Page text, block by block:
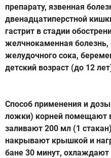
препарату, язвенная
двенадцатиперстной
гастрит в стадии
желчнокаменная болезнь,
желудочного сока,
детский возраст (до 12
Способ применения и
ложки) корней помещают
заливают 200 мл (1
накрывают крышкой и
бане 30 минут,